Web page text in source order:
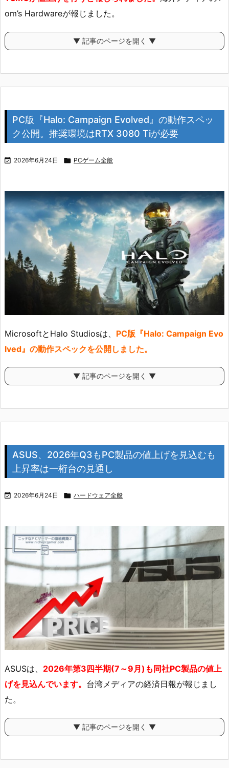
om’s Hardwareが報じました。
▼ 記事のページを開く ▼
PC版『Halo: Campaign Evolved』の動作スペッ
ク公開。推奨環境はRTX 3080 Tiが必要
 2026年6月24日  PCゲーム全般
MicrosoftとHalo Studiosは、 PC版『Halo: Campaign Evo
lved』の動作スペックを公開しました。
▼ 記事のページを開く ▼
ASUS、2026年Q3もPC製品の値上げを見込むも
上昇率は一桁台の見通し
 2026年6月24日  ハードウェア全般
ASUSは、 2026年第3四半期(7～9月)も同社PC製品の値上
げを見込んでいます。 台湾メディアの経済日報が報じまし
た。
▼ 記事のページを開く ▼